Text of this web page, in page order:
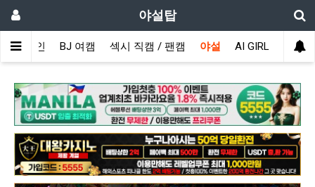
야설탑
메인 BJ 여캠 섹시 직캠 / 팬캠 야설 AI GIRL